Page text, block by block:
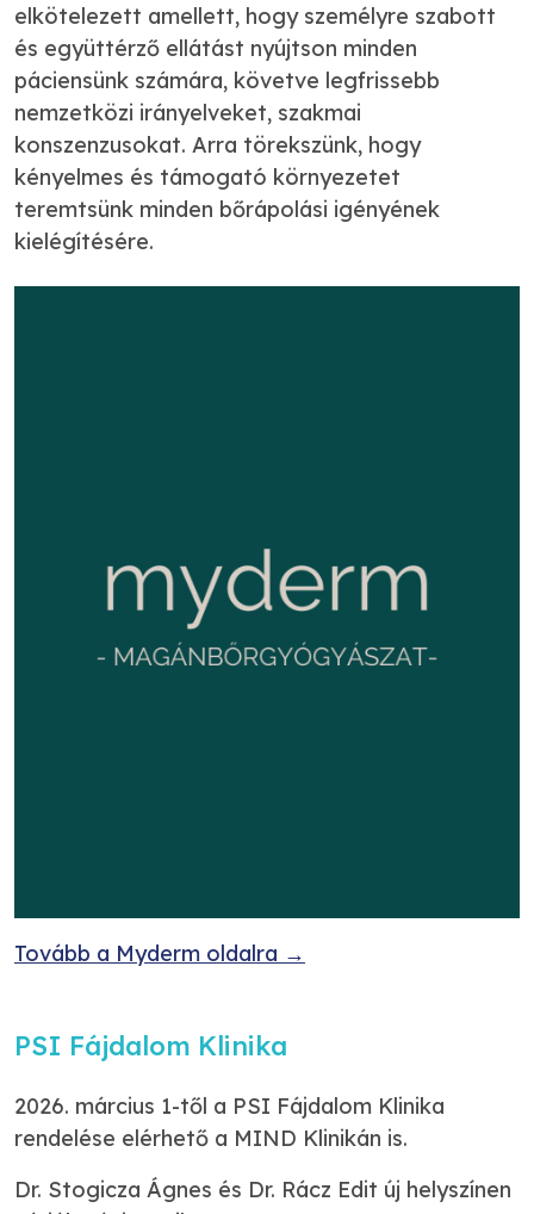
elkötelezett amellett, hogy személyre szabott
és együttérző ellátást nyújtson minden
páciensünk számára, követve legfrissebb
nemzetközi irányelveket, szakmai
konszenzusokat. Arra törekszünk, hogy
kényelmes és támogató környezetet
teremtsünk minden bőrápolási igényének
kielégítésére.
Tovább a Myderm oldalra →
PSI Fájdalom Klinika
2026. március 1-től a PSI Fájdalom Klinika
rendelése elérhető a MIND Klinikán is.
Dr. Stogicza Ágnes és Dr. Rácz Edit új helyszínen